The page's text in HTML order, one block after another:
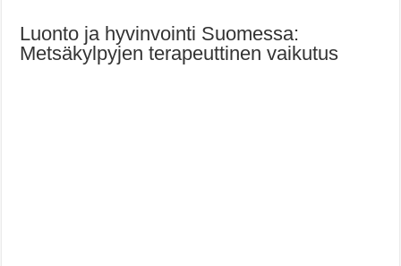
Luonto ja hyvinvointi Suomessa:
Metsäkylpyjen terapeuttinen vaikutus